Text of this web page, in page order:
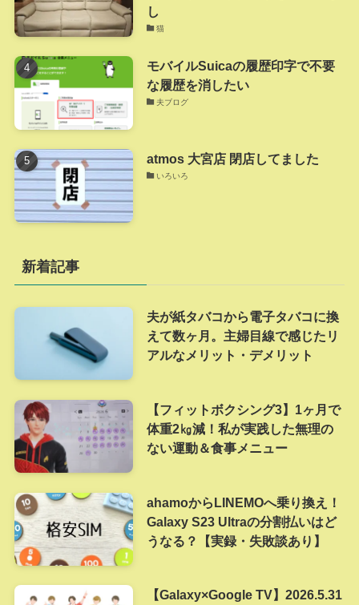
し
猫
モバイルSuicaの履歴印字で不要
な履歴を消したい
夫ブログ
atmos 大宮店 閉店してました
いろいろ
新着記事
夫が紙タバコから電子タバコに換
えて数ヶ月。主婦目線で感じたリ
アルなメリット・デメリット
【フィットボクシング3】1ヶ月で
体重2㎏減！私が実践した無理の
ない運動＆食事メニュー
ahamoからLINEMOへ乗り換え！
Galaxy S23 Ultraの分割払いはど
うなる？【実録・失敗談あり】
【Galaxy×Google TV】2026.5.31